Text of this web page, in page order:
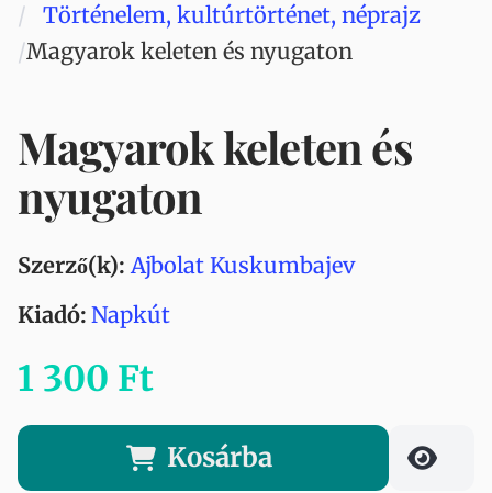
Történelem, kultúrtörténet, néprajz
Magyarok keleten és nyugaton
Magyarok keleten és
nyugaton
Szerző(k): Ajbolat Kuskumbajev
Kiadó: Napkút
1 300 Ft
Kosárba